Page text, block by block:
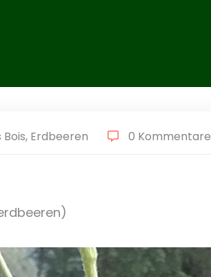
Bois, Erdbeeren 0 Kommentare